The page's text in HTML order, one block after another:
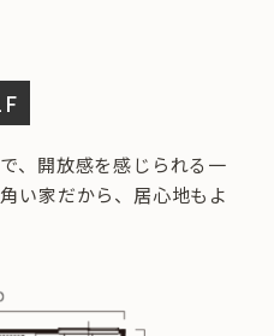
、開放感を感じられる一
い家だから、居心地もよ